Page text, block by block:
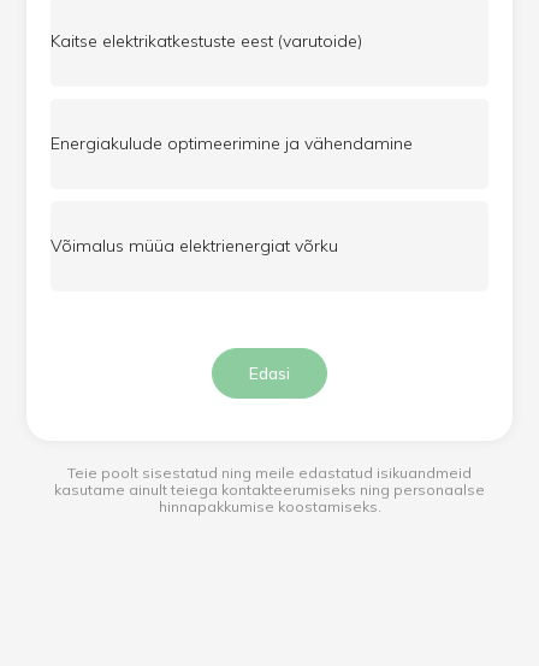
Kaitse elektrikatkestuste eest (varutoide)
Energiakulude optimeerimine ja vähendamine
Võimalus müüa elektrienergiat võrku
Edasi
Teie poolt sisestatud ning meile edastatud isikuandmeid
kasutame ainult teiega kontakteerumiseks ning personaalse
hinnapakkumise koostamiseks.